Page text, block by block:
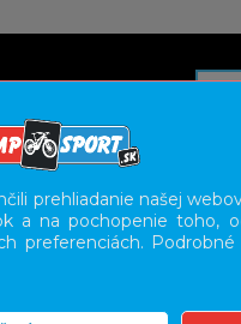
KARIÉRA BODY
prehliadanie našej
a na pochopenie toho,
preferenciách.